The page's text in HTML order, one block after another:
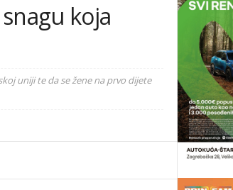
koja
uniji te da se žene na prvo dijete